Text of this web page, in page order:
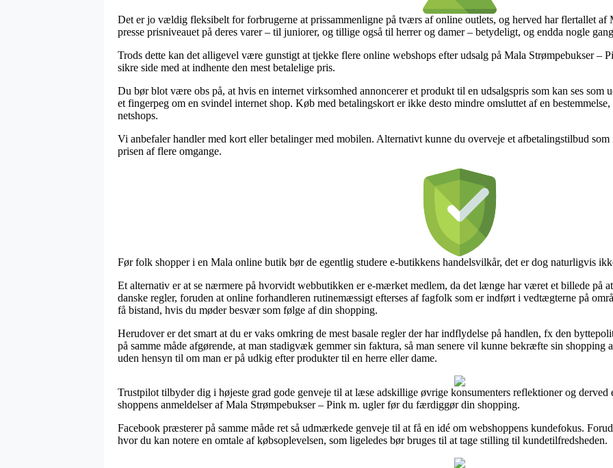
Det er jo vældig fleksibelt for forbrugerne at prissammenligne på tværs af online outlets, og herved har flertallet af
presse prisniveauet på deres varer – til juniorer, og tillige også til herrer og damer – betydeligt, og endda nogle
Trods dette kan det alligevel være gunstigt at tjekke flere online webshops efter udsalg på Mala Strømpebukser –
sikre side med at indhente den mest betalelige pris.
Du bør blot være obs på, at hvis en internet virksomhed annoncerer et produkt til en udsalgspris som kan ses som
et fingerpeg om en svindel internet shop. Køb med betalingskort er ikke desto mindre omsluttet af en
netshops.
Vi anbefaler handler med kort eller betalinger med mobilen. Alternativt kunne du overveje et afbetalingstilbud
prisen af flere omgange.
Før folk shopper i en Mala online butik bør de egentlig studere e-butikkens handelsvilkår, det er dog naturligvis
Et alternativ er at se nærmere på hvorvidt webbutikken er e-mærket medlem, da det længe har været et billede på
danske regler, foruden at online forhandleren rutinemæssigt efterses af fagfolk som er indført i vedtægterne på
få bistand, hvis du møder besvær som følge af din shopping.
Herudover er det smart at du er vaks omkring de mest basale regler der har indflydelse på handlen, fx den
på samme måde afgørende, at man stadigvæk gemmer sin faktura, så man senere vil kunne bekræfte sin shopping
uden hensyn til om man er på udkig efter produkter til en herre eller dame.
Trustpilot tilbyder dig i højeste grad gode genveje til at læse adskillige øvrige konsumenters reflektioner og derved
shoppens anmeldelser af Mala Strømpebukser – Pink m. ugler før du færdiggør din shopping.
Facebook præsterer på samme måde ret så udmærkede genveje til at få en idé om webshoppens kundefokus.
hvor du kan notere en omtale af købsoplevelsen, som ligeledes bør bruges til at tage stilling til kundetilfredsheden.